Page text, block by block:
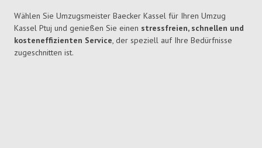
Wählen Sie Umzugsmeister Baecker Kassel für Ihren Umzug
Kassel Ptuj und genießen Sie einen stressfreien, schnellen und
kosteneffizienten Service, der speziell auf Ihre Bedürfnisse
zugeschnitten ist.